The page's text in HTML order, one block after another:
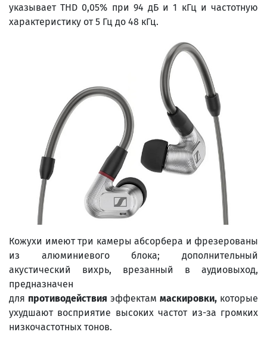
указывает THD 0,05% при 94 дБ и 1 кГц и частотную
характеристику от 5 Гц до 48 кГц.
Кожухи имеют три камеры абсорбера и фрезерованы
из алюминиевого блока; дополнительный
акустический вихрь, врезанный в аудиовыход,
предназначен
для противодействия эффектам маскировки, которые
ухудшают восприятие высоких частот из-за громких
низкочастотных тонов.